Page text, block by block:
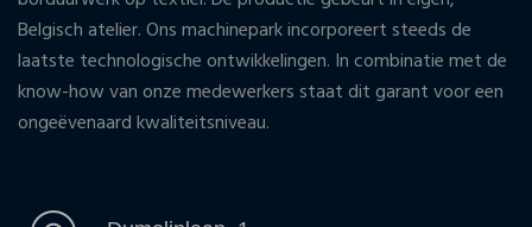
Belgisch atelier. Ons machinepark incorporeert steeds de
laatste technologische ontwikkelingen. In combinatie met de
know-how van onze medewerkers staat dit garant voor een
ongeëvenaard kwaliteitsniveau.